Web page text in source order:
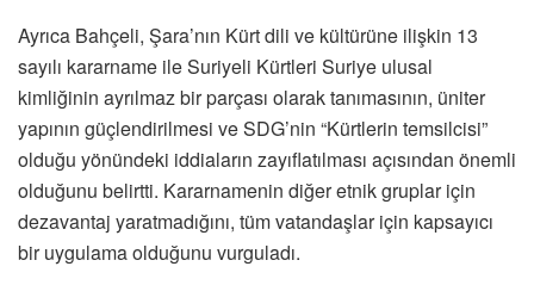
Ayrıca Bahçeli, Şara’nın Kürt dili ve kültürüne ilişkin 13
sayılı kararname ile Suriyeli Kürtleri Suriye ulusal
kimliğinin ayrılmaz bir parçası olarak tanımasının, üniter
yapının güçlendirilmesi ve SDG’nin “Kürtlerin temsilcisi”
olduğu yönündeki iddiaların zayıflatılması açısından önemli
olduğunu belirtti. Kararnamenin diğer etnik gruplar için
dezavantaj yaratmadığını, tüm vatandaşlar için kapsayıcı
bir uygulama olduğunu vurguladı.